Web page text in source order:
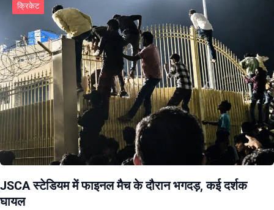
क्रिकेट
JSCA स्टेडियम में फाइनल मैच के दौरान भगदड़, कई दर्शक
घायल